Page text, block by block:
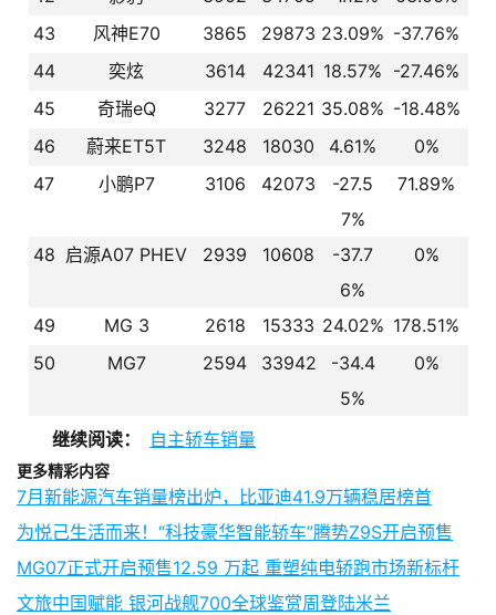
43
风神E70 3865 29873 23.09% -37.76%
44
奕炫 3614 42341 18.57% -27.46%
45
奇瑞eQ 3277 26221 35.08% -18.48%
46
蔚来ET5T 3248 18030 4.61%
0%
47
小鹏P7 3106 42073
-27.5
7%
71.89%
48 启源A07 PHEV 2939 10608
-37.7
6%
0%
49 MG 3 2618 15333 24.02% 178.51%
50
MG7 2594 33942
-34.4
5%
0%
继续阅读： 自主轿车销量
更多精彩内容
7月新能源汽车销量榜出炉，比亚迪41.9万辆稳居榜首
为悦己生活而来！“科技豪华智能轿车”腾势Z9S开启预售
MG07正式开启预售12.59 万起 重塑纯电轿跑市场新标杆
文旅中国赋能 银河战舰700全球鉴赏周登陆米兰